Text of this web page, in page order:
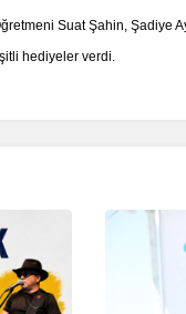
Suat Şahin, Şadiye
hediyeler verdi.